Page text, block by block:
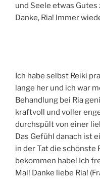
und Seele etwas
Danke, Ria! Immer
Ich habe selbst Reiki
lange her und ich war
Behandlung bei Ria
kraftvoll und voller
durchspült von einer
Das Gefühl danach ist
in der Tat die schönste
bekommen habe! Ich
Mal! Danke liebe Ria!